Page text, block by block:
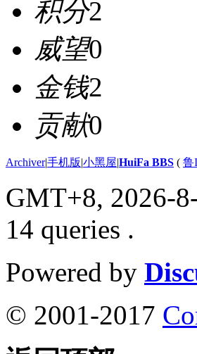
积分2
威望0
金钱2
贡献0
Archiver|手机版|小黑屋|HuiFa BBS ( 鲁
GMT+8, 2026-
14 queries .
Powered by
© 2001-2017